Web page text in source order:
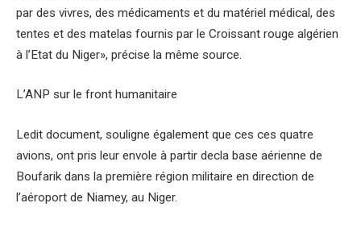
par des vivres, des médicaments et du matériel médical, des
tentes et des matelas fournis par le Croissant rouge algérien
à l’Etat du Niger», précise la même source.
L’ANP sur le front humanitaire
Ledit document, souligne également que ces ces quatre
avions, ont pris leur envole à partir decla base aérienne de
Boufarik dans la première région militaire en direction de
l’aéroport de Niamey, au Niger.